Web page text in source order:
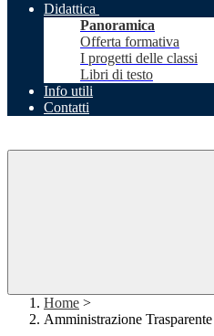
Didattica
Panoramica
Offerta formativa
I progetti delle classi
Libri di testo
Info utili
Contatti
Home >
Amministrazione Trasparente